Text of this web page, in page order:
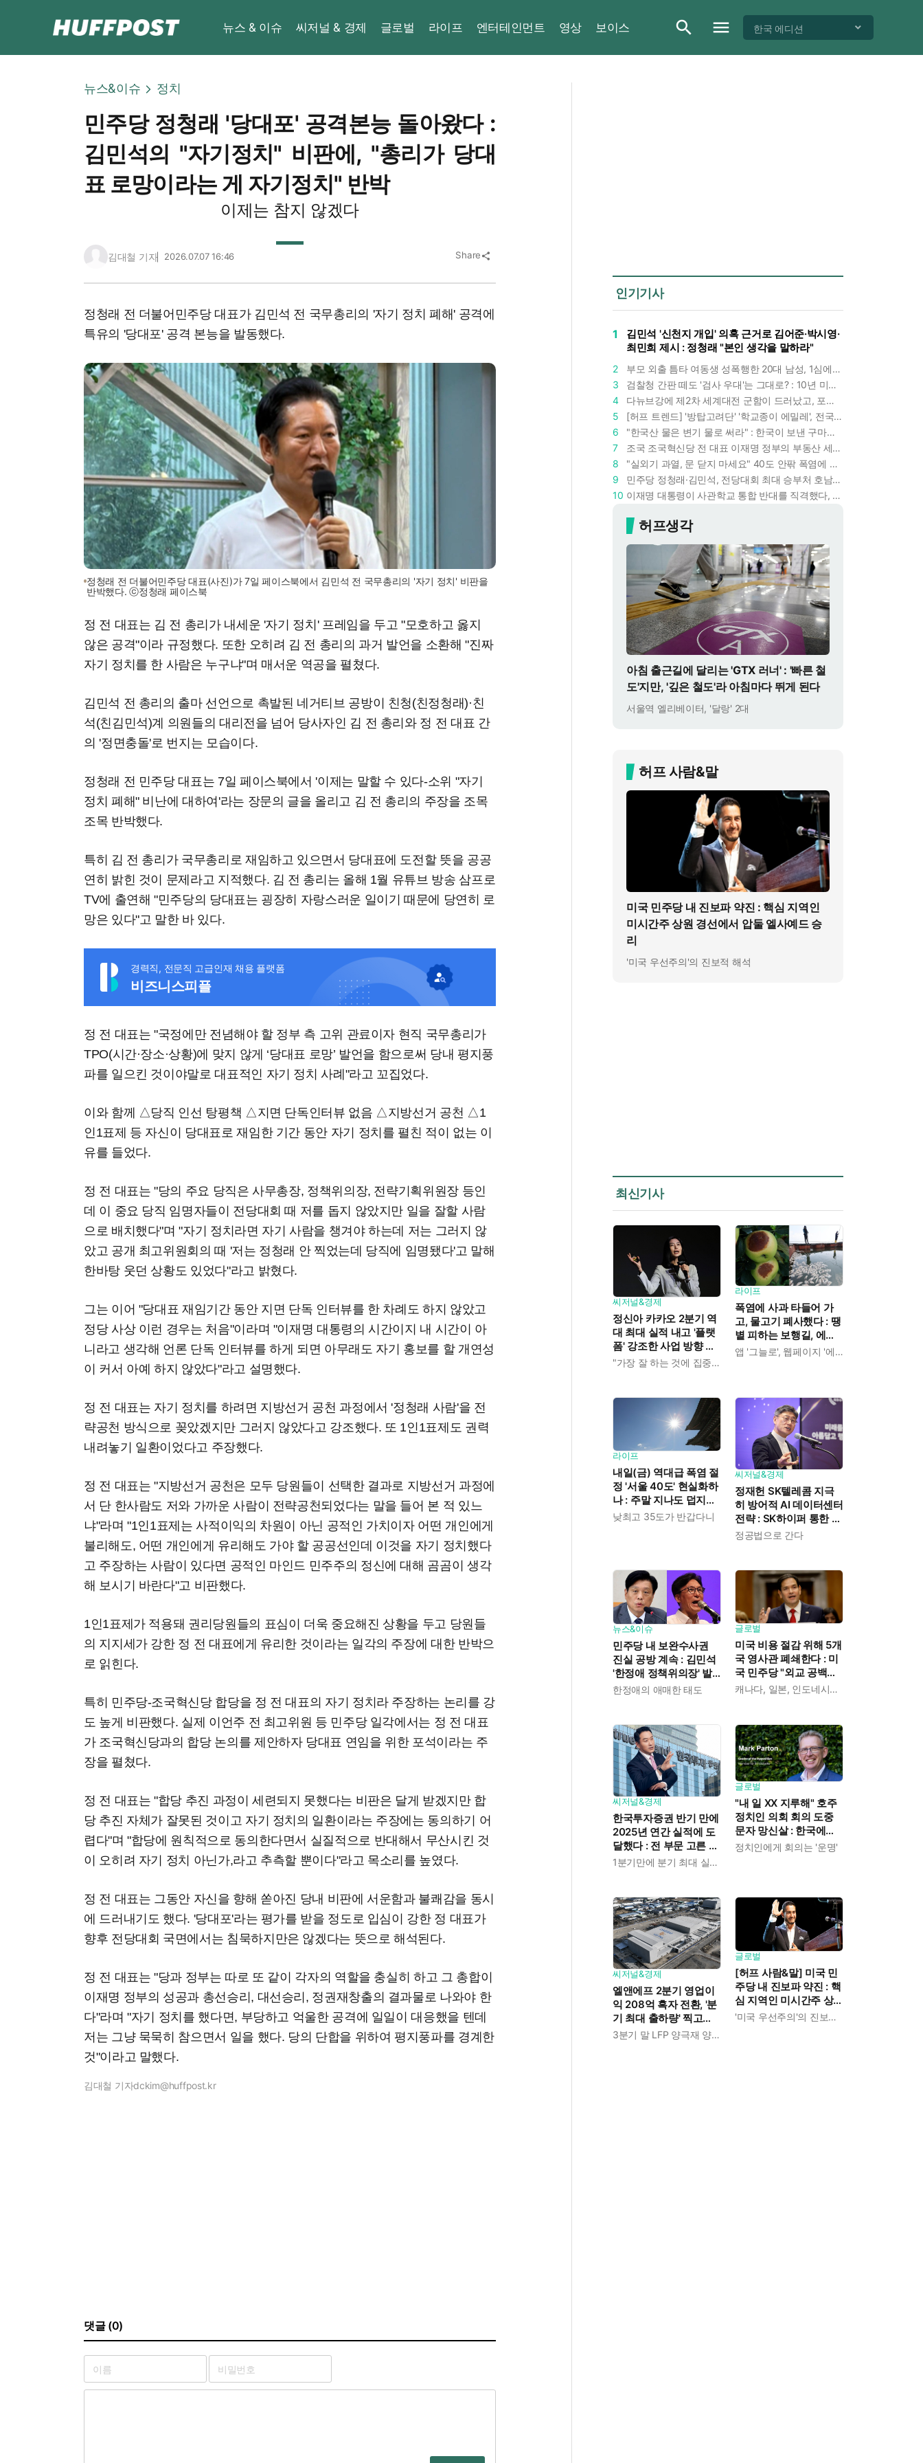
뉴스 & 이슈 씨저널 & 경제 글로벌 라이프 엔터테인먼트 영상 보이스 한국 에디션
뉴스&이슈 정치
민주당 정청래 '당대포' 공격본능 돌아왔다 :
김민석의 "자기정치" 비판에, "총리가 당대
표 로망이라는 게 자기정치" 반박
이제는 참지 않겠다
김대철 기자 2026.07.07 16:46 Share share
정청래 전 더불어민주당 대표가 김민석 전 국무총리의 '자기 정치 폐해' 공격에
특유의 '당대포' 공격 본능을 발동했다.
정청래 전 더불어민주당 대표(사진)가 7일 페이스북에서 김민석 전 국무총리의 '자기 정치' 비판을
반박했다. ⓒ정청래 페이스북
정 전 대표는 김 전 총리가 내세운 '자기 정치' 프레임을 두고 "모호하고 옳지
않은 공격"이라 규정했다. 또한 오히려 김 전 총리의 과거 발언을 소환해 "진짜
자기 정치를 한 사람은 누구냐"며 매서운 역공을 펼쳤다.
김민석 전 총리의 출마 선언으로 촉발된 네거티브 공방이 친청(친정청래)·친
석(친김민석)계 의원들의 대리전을 넘어 당사자인 김 전 총리와 정 전 대표 간
의 '정면충돌'로 번지는 모습이다.
정청래 전 민주당 대표는 7일 페이스북에서 '이제는 말할 수 있다-소위 "자기
정치 폐해" 비난에 대하여'라는 장문의 글을 올리고 김 전 총리의 주장을 조목
조목 반박했다.
특히 김 전 총리가 국무총리로 재임하고 있으면서 당대표에 도전할 뜻을 공공
연히 밝힌 것이 문제라고 지적했다. 김 전 총리는 올해 1월 유튜브 방송 삼프로
TV에 출연해 "민주당의 당대표는 굉장히 자랑스러운 일이기 때문에 당연히 로
망은 있다"고 말한 바 있다.
경력직, 전문직 고급인재 채용 플랫폼
비즈니스피플
정 전 대표는 "국정에만 전념해야 할 정부 측 고위 관료이자 현직 국무총리가
TPO(시간·장소·상황)에 맞지 않게 ‘당대표 로망’ 발언을 함으로써 당내 평지풍
파를 일으킨 것이야말로 대표적인 자기 정치 사례"라고 꼬집었다.
이와 함께 △당직 인선 탕평책 △지면 단독인터뷰 없음 △지방선거 공천 △1
인1표제 등 자신이 당대표로 재임한 기간 동안 자기 정치를 펼친 적이 없는 이
유를 들었다.
정 전 대표는 "당의 주요 당직은 사무총장, 정책위의장, 전략기획위원장 등인
데 이 중요 당직 임명자들이 전당대회 때 저를 돕지 않았지만 일을 잘할 사람
으로 배치했다"며 "자기 정치라면 자기 사람을 챙겨야 하는데 저는 그러지 않
았고 공개 최고위원회의 때 '저는 정청래 안 찍었는데 당직에 임명됐다'고 말해
한바탕 웃던 상황도 있었다"라고 밝혔다.
그는 이어 "당대표 재임기간 동안 지면 단독 인터뷰를 한 차례도 하지 않았고
정당 사상 이런 경우는 처음"이라며 "이재명 대통령의 시간이지 내 시간이 아
니라고 생각해 언론 단독 인터뷰를 하게 되면 아무래도 자기 홍보를 할 개연성
이 커서 아예 하지 않았다"라고 설명했다.
정 전 대표는 자기 정치를 하려면 지방선거 공천 과정에서 '정청래 사람'을 전
략공천 방식으로 꽂았겠지만 그러지 않았다고 강조했다. 또 1인1표제도 권력
내려놓기 일환이었다고 주장했다.
정 전 대표는 "지방선거 공천은 모두 당원들이 선택한 결과로 지방선거 과정에
서 단 한사람도 저와 가까운 사람이 전략공천되었다는 말을 들어 본 적 있느
냐"라며 "1인1표제는 사적이익의 차원이 아닌 공적인 가치이자 어떤 개인에게
불리해도, 어떤 개인에게 유리해도 가야 할 공공선인데 이것을 자기 정치했다
고 주장하는 사람이 있다면 공적인 마인드 민주주의 정신에 대해 곰곰이 생각
해 보시기 바란다"고 비판했다.
1인1표제가 적용돼 권리당원들의 표심이 더욱 중요해진 상황을 두고 당원들
의 지지세가 강한 정 전 대표에게 유리한 것이라는 일각의 주장에 대한 반박으
로 읽힌다.
특히 민주당-조국혁신당 합당을 정 전 대표의 자기 정치라 주장하는 논리를 강
도 높게 비판했다. 실제 이언주 전 최고위원 등 민주당 일각에서는 정 전 대표
가 조국혁신당과의 합당 논의를 제안하자 당대표 연임을 위한 포석이라는 주
장을 펼쳤다.
정 전 대표는 "합당 추진 과정이 세련되지 못했다는 비판은 달게 받겠지만 합
당 추진 자체가 잘못된 것이고 자기 정치의 일환이라는 주장에는 동의하기 어
렵다"며 "합당에 원칙적으로 동의한다면서 실질적으로 반대해서 무산시킨 것
이 오히려 자기 정치 아닌가,라고 추측할 뿐이다"라고 목소리를 높였다.
정 전 대표는 그동안 자신을 향해 쏟아진 당내 비판에 서운함과 불쾌감을 동시
에 드러내기도 했다. '당대포'라는 평가를 받을 정도로 입심이 강한 정 대표가
향후 전당대회 국면에서는 침묵하지만은 않겠다는 뜻으로 해석된다.
정 전 대표는 "당과 정부는 따로 또 같이 각자의 역할을 충실히 하고 그 총합이
이재명 정부의 성공과 총선승리, 대선승리, 정권재창출의 결과물로 나와야 한
다"라며 "자기 정치를 했다면, 부당하고 억울한 공격에 일일이 대응했을 텐데
저는 그냥 묵묵히 참으면서 일을 했다. 당의 단합을 위하여 평지풍파를 경계한
것"이라고 말했다.
김대철 기자dckim@huffpost.kr
댓글 (0)
인기기사
1
김민석 '신천지 개입' 의혹 근거로 김어준·박시영·
최민희 제시 : 정청래 "본인 생각을 말하라"
2
부모 외출 틈타 여동생 성폭행한 20대 남성, 1심에서 5년형 선고 : 친족 간 '암수범죄'의 심각성
3
검찰청 간판 떼도 '검사 우대'는 그대로? : 10년 미만 검사는 중수청 4급 수사관으로 직행한다
4
다뉴브강에 제2차 세계대전 군함이 드러났고, 포항 수돗물은 갑자기 짜졌다 : 폭염·가뭄이 만든 낯선 풍경
5
[허프 트렌드] '방탑고려단' '학교종이 에밀레', 전국 275팀 몰린 2026년 국립중앙박물관 분장대회 : 숨은 실력자들 나온다
6
"한국산 물은 변기 물로 써라" : 한국이 보낸 구마모토 지진 구호품에 한 일본인이 보인 반응
7
조국 조국혁신당 전 대표 이재명 정부의 부동산 세제개편안 비판했다 : '공공주택 대전환' 촉구
8
"실외기 과열, 문 닫지 마세요" 40도 안팎 폭염에 쉼 없이 도는 에어컨 : 화재 위험 경고등!
9
민주당 정청래·김민석, 전당대회 최대 승부처 호남 표심잡기 총력 : 격차 10%p 안이냐, 밖이냐
10
이재명 대통령이 사관학교 통합 반대를 직격했다, "세 번이나 군사 쿠데타 했는데 압도적 지위"
허프생각
아침 출근길에 달리는 'GTX 러너' : '빠른 철
도'지만, '깊은 철도'라 아침마다 뛰게 된다
서울역 엘리베이터, '달랑' 2대
허프 사람&말
미국 민주당 내 진보파 약진 : 핵심 지역인
미시간주 상원 경선에서 압둘 엘사예드 승
리
'미국 우선주의'의 진보적 해석
최신기사
씨저널&경제
정신아 카카오 2분기 역
대 최대 실적 내고 '플랫
폼' 강조한 사업 방향 발
표 : "쿠팡이츠 들여오고"가장 잘 하는 것에 집중하겠다"
라이프
폭염에 사과 타들어 가
고, 물고기 폐사했다 : 땡
볕 피하는 보행길, 에어
컨 정거장 찾아 '대피'
앱 '그늘로', 웹페이지 '에어컨 정거장'
라이프
내일(금) 역대급 폭염 절
정 '서울 40도' 현실화하
나 : 주말 지나도 덥지만
'최고 35도'로 수그러든
낮최고 35도가 반갑다니
씨저널&경제
정재헌 SK텔레콤 지극
히 방어적 AI 데이터센터
전략 : SK하이퍼 통한 리
스크 분산에 "가져갈 수
정공법으로 간다
뉴스&이슈
민주당 내 보완수사권
진실 공방 계속 : 김민석
'한정애 정책위의장' 발
언 근거로 내세우자 사
한정애의 애매한 태도
글로벌
미국 비용 절감 위해 5개
국 영사관 폐쇄한다 : 미
국 민주당 "외교 공백에
중국이 파고들 수 있다"캐나다, 일본, 인도네시아, 카메룬, 그레나다
씨저널&경제
한국투자증권 반기 만에
2025년 연간 실적에 도
달했다 : 전 부문 고른 성
장으로 상반기 영업이익1분기만에 분기 최대 실적 경신
글로벌
"내 일 XX 지루해" 호주
정치인 의회 회의 도중
문자 망신살 : 한국에도
이런 '사고' 많았지
정치인에게 회의는 '운명'
씨저널&경제
엘앤에프 2분기 영업이
익 208억 흑자 전환, '분
기 최대 출하량' 찍고
LFP 양극재 북미 공급 3분기 말 LFP 양극재 양산 돌입
글로벌
[허프 사람&말] 미국 민
주당 내 진보파 약진 : 핵
심 지역인 미시간주 상
원 경선에서 압둘 엘사'미국 우선주의'의 진보적 해석